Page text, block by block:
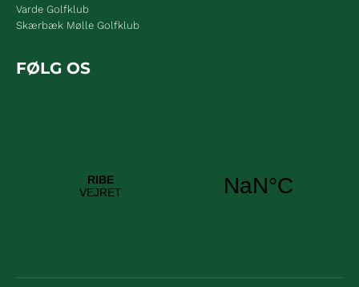
Varde Golfklub
Skærbæk Mølle Golfklub
FØLG OS